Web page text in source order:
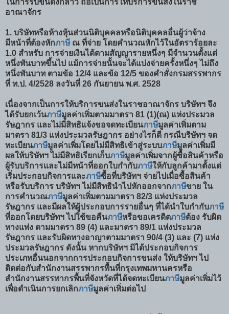
อาณาจักร
1. บริษัทหรือห้างหุ้นส่วนนิติบุคคลหรือนิติบุคคลอื่นผู้ว่าจ้าง
มีหน้าที่ต้องหักภาษีณ ที่จ่าย โดยคำนวณหักไว้ในอัตราร้อยละ
1.0 สำหรับ การจ่ายเงินได้ตามสัญญารายหนึ่งๆ มีจำนวนตั้งแต่
หนึ่งพันบาทขึ้นไป แม้การจ่ายนั้นจะได้แบ่งจ่ายครั้งหนึ่งๆ ไม่ถึง
หนึ่งพันบาท ตามข้อ 12/4 และข้อ 12/5 ของคำสั่งกรมสรรพากร
ที่ ท.ป. 4/2528 ลงวันที่ 26 กันยายน พ.ศ. 2528
เนื่องจากเป็นการให้บริการขนส่งในราชอาณาจักร บริษัทฯ จึง
ได้รับยกเว้นภาษีมูลค่าเพิ่มตามมาตรา 81 (1)(ณ) แห่งประมวล
รัษฎากร และไม่มีสิทธิแจ้งขอจดทะเบียนภาษีมูลค่าเพิ่มตาม
มาตรา 81/3 แห่งประมวลรัษฎากร อย่างไรก็ดี กรณีบริษัทฯ จด
ทะเบียนภาษีมูลค่าเพิ่มโดยไม่มีสิทธิเข้าสู่ระบบภาษีมูลค่าเพิ่มมี
ผลให้บริษัทฯ ไม่มีสิทธิเรียกเก็บภาษีมูลค่าเพิ่มจากผู้ซื้อสินค้าหรือ
ผู้รับบริการและไม่มีหน้าที่ออกใบกำกับภาษีให้กับลูกค้ามาตั้งแต่
เริ่มประกอบกิจการและภาษีซื้อที่บริษัทฯ จ่ายไปเมื่อซื้อสินค้า
หรือรับบริการ บริษัทฯ ไม่มีสิทธินำไปหักออกจากภาษีขาย ใน
การคำนวณภาษีมูลค่าเพิ่มตามมาตรา 82/3 แห่งประมวล
รัษฎากร และมีผลให้ผู้ประกอบการรายอื่นๆ ที่ได้นำใบกำกับภาษี
ที่ออกโดยบริษัทฯ ไปใช้ขอคืนภาษีหรือขอเครดิตภาษีต้อง รับผิด
ทางแพ่ง ตามมาตรา 89 (4) และมาตรา 89/1 แห่งประมวล
รัษฎากร และรับผิดทางอาญาตามมาตรา 90/4 (3) และ (7) แห่ง
ประมวลรัษฎากร ดังนั้น หากบริษัทฯ มิได้ประกอบกิจการ
ประเภทอื่นนอกจากการประกอบกิจการขนส่ง ให้บริษัทฯ ไป
ติดต่อกับสำนักงานสรรพากรพื้นที่กรุงเทพมหานครหรือ
สำนักงานสรรพากรพื้นที่จังหวัดที่ได้จดทะเบียนภาษีมูลค่าเพิ่มไว้
เพื่อดำเนินการยกเลิกภาษีมูลค่าเพิ่มต่อไป